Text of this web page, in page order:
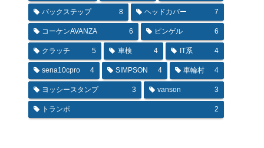
バックステップ 8 ヘッドカバー 7
コーケンAVANZA 6 ピンゲル 6
クラッチ 5 車検 4 IT系 4
sena10cpro 4 SIMPSON 4 車輪村 4
ヨッシースタンプ 3 vanson 3
トランポ 2